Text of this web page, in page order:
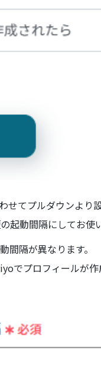
せてプルダウンより
起動間隔にしてお使
間隔が異なります。
でプロフィールが